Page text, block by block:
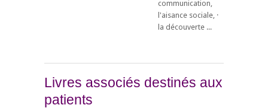
communication,
l'aisance sociale, ·
la découverte ...
Livres associés destinés aux
patients